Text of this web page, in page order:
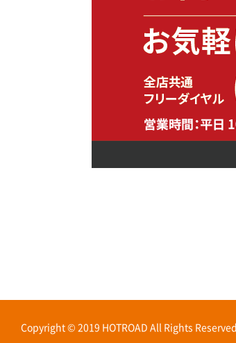
Copyright © 2019 HOTROAD All Rights Reserved.